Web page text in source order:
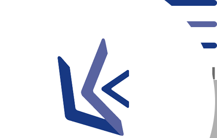
コロナに負けるな！知って得する中学生でもわかる免疫学